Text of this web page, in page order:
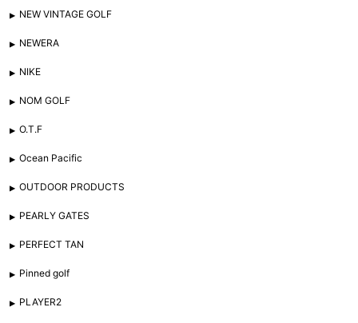
NEW VINTAGE GOLF
NEWERA
NIKE
NOM GOLF
O.T.F
Ocean Pacific
OUTDOOR PRODUCTS
PEARLY GATES
PERFECT TAN
Pinned golf
PLAYER2